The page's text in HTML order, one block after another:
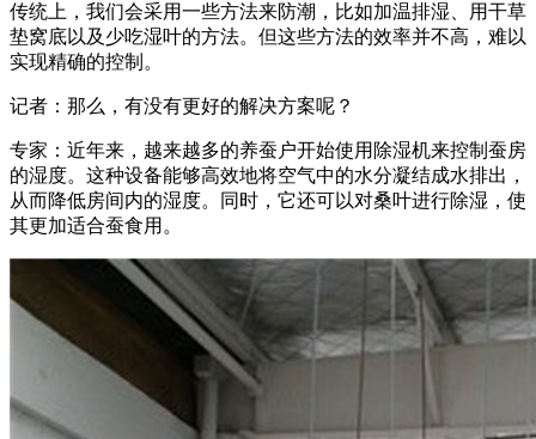
传统上，我们会采用一些方法来防潮，比如加温排湿、用干草
垫窝底以及少吃湿叶的方法。但这些方法的效率并不高，难以
实现精确的控制。
记者：那么，有没有更好的解决方案呢？
专家：近年来，越来越多的养蚕户开始使用除湿机来控制蚕房
的湿度。这种设备能够高效地将空气中的水分凝结成水排出，
从而降低房间内的湿度。同时，它还可以对桑叶进行除湿，使
其更加适合蚕食用。